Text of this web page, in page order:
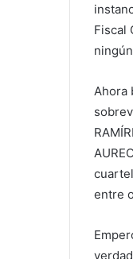
Fiscal
Ahora
entre